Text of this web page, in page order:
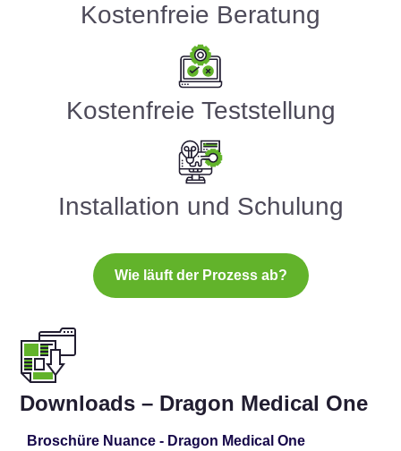
Kostenfreie Beratung
Kostenfreie Teststellung
Installation und Schulung
Wie läuft der Prozess ab?
Downloads – Dragon Medical One
Broschüre Nuance - Dragon Medical One